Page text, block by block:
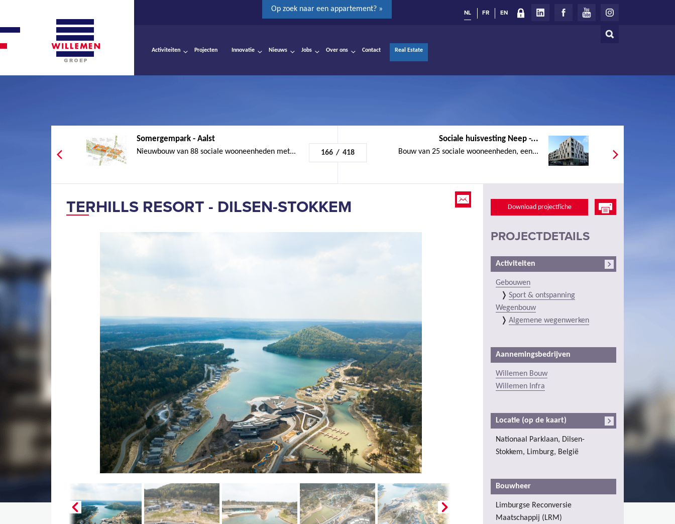
Op zoek naar een appartement? »
Zoeken
NL FR EN
Activiteiten Projecten Innovatie Nieuws Jobs Over ons Contact Real Estate
Somergempark - Aalst
Nieuwbouw van 88 sociale wooneenheden met... 166 / 418
Sociale huisvesting Neep -...
Bouw van 25 sociale wooneenheden, een...
TERHILLS RESORT - DILSEN-STOKKEM Download projectfiche
PROJECTDETAILS
Activiteiten
Gebouwen
Sport & ontspanning
Wegenbouw
Algemene wegenwerken
Aannemingsbedrijven
Willemen Bouw
Willemen Infra
Locatie (op de kaart)
Nationaal Parklaan, Dilsen-
Stokkem, Limburg, België
Bouwheer
Limburgse Reconversie
Maatschappij (LRM)